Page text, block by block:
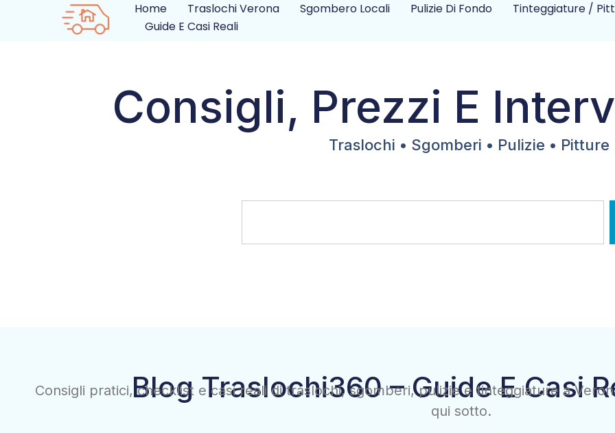
Home Traslochi Verona Sgombero Locali Pulizie Di Fondo
Tinteggiature /
Guide E Casi Reali
Consigli, Prezzi E
Traslochi • Sgomberi • Pulizie • Pitture
Blog Traslochi360 – Guide E Casi
Consigli pratici, checklist e casi reali di traslochi, sgomberi, pulizie e tinteggiature a
qui sotto.